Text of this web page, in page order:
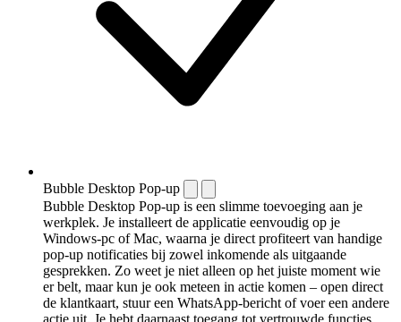
Bubble Desktop Pop-up
Bubble Desktop Pop-up is een slimme toevoeging aan je
werkplek. Je installeert de applicatie eenvoudig op je
Windows-pc of Mac, waarna je direct profiteert van handige
pop-up notificaties bij zowel inkomende als uitgaande
gesprekken. Zo weet je niet alleen op het juiste moment wie
er belt, maar kun je ook meteen in actie komen – open direct
de klantkaart, stuur een WhatsApp-bericht of voer een andere
actie uit. Je hebt daarnaast toegang tot vertrouwde functies